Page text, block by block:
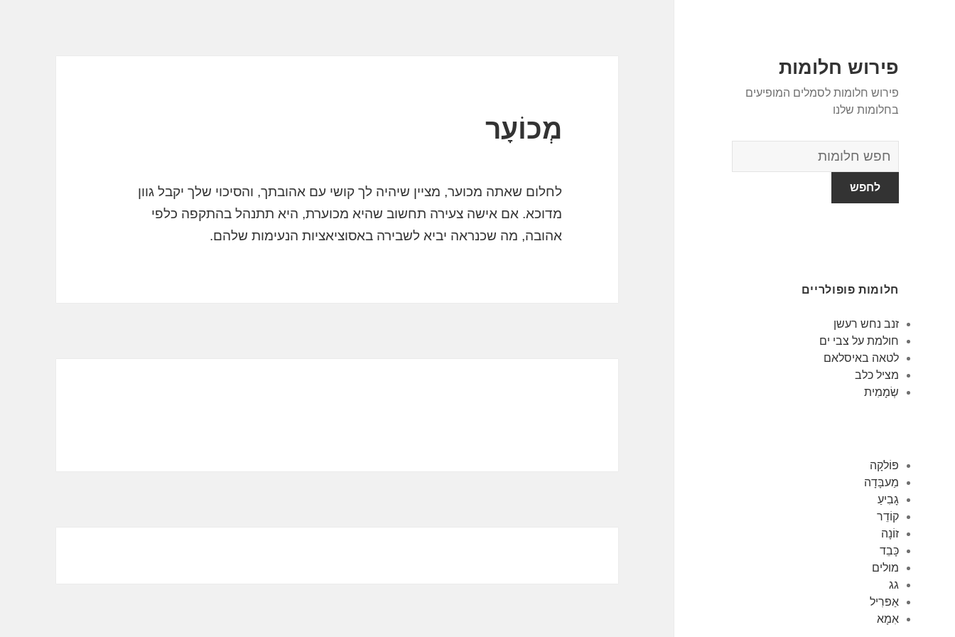
פירוש חלומות
פירוש חלומות לסמלים המופיעים
בחלומות שלנו
מילון
החלומות
חלומות פופולריים
זנב נחש רעשן
חולמת על צבי ים
לטאה באיסלאם
מציל כלב
שְׂמָמִית
פּוֹלקָה
מַעבָּדָה
גָבִיעַ
קוֹדֵר
זוֹנָה
כָּבֵד
מולים
גג
אַפּרִיל
אִמָא
מְכוֹעָר
לחלום שאתה מכוער, מציין שיהיה לך קושי עם אהובתך, והסיכוי שלך יקבל גוון
מדוכא. אם אישה צעירה תחשוב שהיא מכוערת, היא תתנהל בהתקפה כלפי
אהובה, מה שכנראה יביא לשבירה באסוציאציות הנעימות שלהם.